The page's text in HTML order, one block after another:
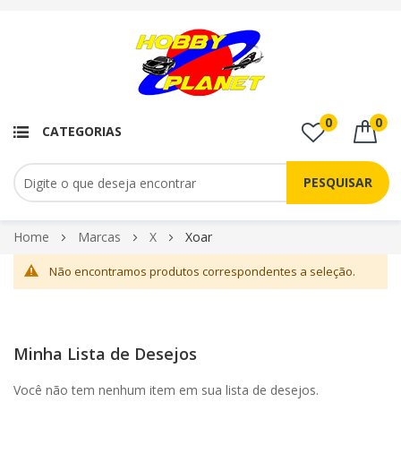
CATEGORIAS
PESQUISAR
0 0
Pular
para
conteúdo
Home Marcas X Xoar
Não encontramos produtos correspondentes a seleção.
Minha Lista de Desejos
Você não tem nenhum item em sua lista de desejos.